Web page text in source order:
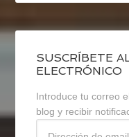
SUSCRÍBETE
ELECTRÓNICO
Introduce tu correo
blog y recibir